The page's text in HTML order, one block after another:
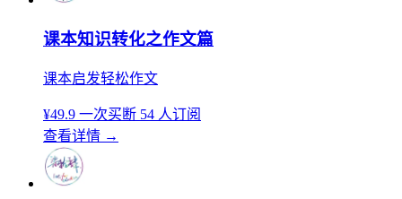
课本知识转化之作文篇
课本启发轻松作文
¥49.9 一次买断 54 人订阅
查看详情 →